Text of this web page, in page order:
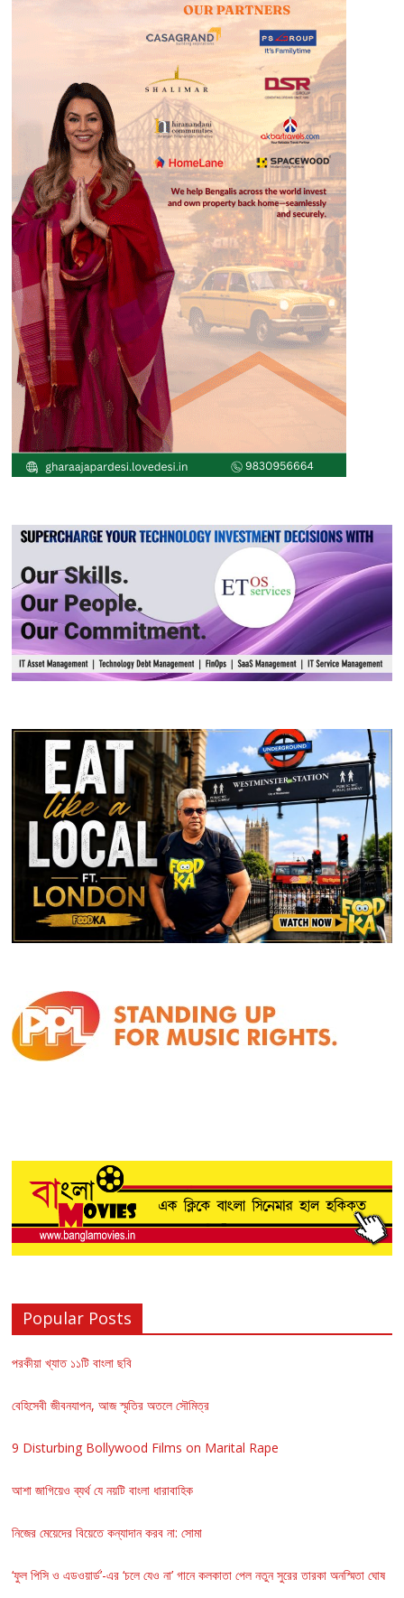
Popular Posts
পরকীয়া খ্যাত ১১টি বাংলা ছবি
বেহিসেবী জীবনযাপন, আজ স্মৃতির অতলে সৌমিত্র
9 Disturbing Bollywood Films on Marital Rape
আশা জাগিয়েও ব্যর্থ যে নয়টি বাংলা ধারাবাহিক
নিজের মেয়েদের বিয়েতে কন্যাদান করব না: সোমা
‘ফুল পিসি ও এডওয়ার্ড’-এর ‘চলে যেও না’ গানে কলকাতা পেল নতুন সুরের তারকা অনস্মিতা ঘোষ